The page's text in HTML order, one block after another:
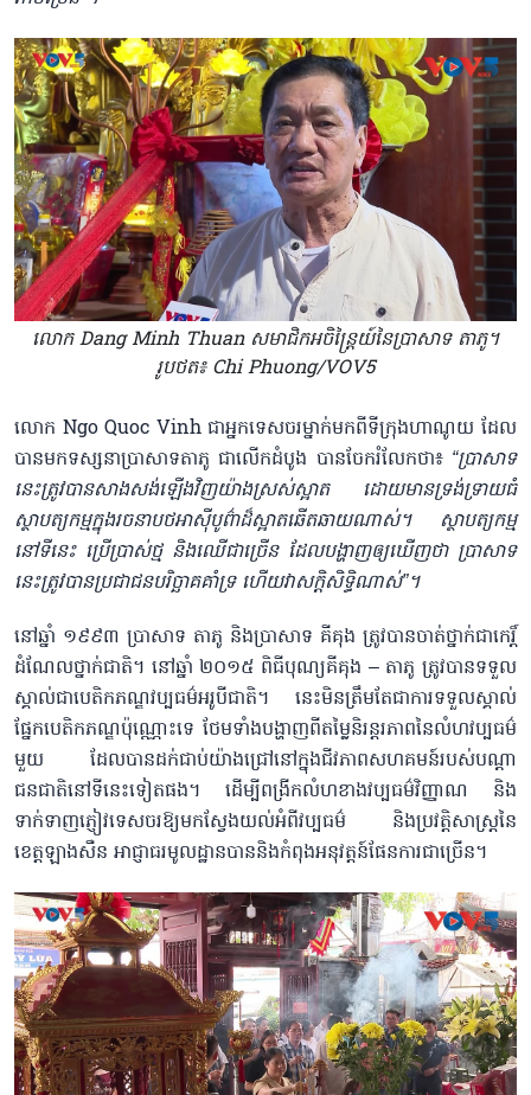
លោក Dang Minh Thuan សមាជិកអចិន្ត្រៃយ៍នៃប្រាសាទ តាភូ។
រូបថត៖ Chi Phuong/VOV5
លោក Ngo Quoc Vinh ជាអ្នកទេសចរម្នាក់មកពីទីក្រុងហាណូយ ដែល
បានមកទស្សនាប្រាសាទតាភូ ជាលើកដំបូង បានចែករំលែកថា៖ “ប្រាសាទ
នេះត្រូវបានសាងសង់ឡើងវិញយ៉ាងស្រស់ស្អាត ដោយមានទ្រង់ទ្រាយធំ
ស្ថាបត្យកម្មក្នុងរចនាបថអាស៊ីបូព៌ាដ៏ស្អាតឆើតឆាយណាស់។ ស្ថាបត្យកម្ម
នៅទីនេះ ប្រើប្រាស់ថ្ម និងឈើជាច្រើន ដែលបង្ហាញឲ្យឃើញថា ប្រាសាទ
នេះត្រូវបានប្រជាជនបរិច្ឆាគគាំទ្រ ហើយវាសក្តិសិទ្ធិណាស់”។
នៅឆ្នាំ ១៩៩៣ ប្រាសាទ តាភូ និងប្រាសាទ គីគុង ត្រូវបានចាត់ថ្នាក់ជាកេរ្តិ៍
ដំណែលថ្នាក់ជាតិ។ នៅឆ្នាំ ២០១៥ ពិធីបុណ្យគីគុង – តាភូ ត្រូវបានទទួល
ស្គាល់ជាបេតិកភណ្ឌវប្បធម៌អរូបីជាតិ។ នេះមិនត្រឹមតែជាការទទួលស្គាល់
ផ្នែកបេតិកភណ្ឌប៉ុណ្ណោះទេ ថែមទាំងបង្ហាញពីតម្លៃនិរន្តរភាពនៃលំហវប្បធម៌
មួយ ដែលបានដក់ជាប់យ៉ាងជ្រៅនៅក្នុងជីវភាពសហគមន៍របស់បណ្ដា
ជនជាតិនៅទីនេះទៀតផង។ ដើម្បីពង្រីកលំហខាងវប្បធម៌វិញ្ញាណ និង
ទាក់ទាញភ្ញៀវទេសចរឱ្យមកស្វែងយល់អំពីវប្បធម៌ និងប្រវត្តិសាស្ត្រនៃ
ខេត្តឡាងសឺន អាជ្ញាធរមូលដ្ឋានបាននិងកំពុងអនុវត្តន៍ផែនការជាច្រើន។